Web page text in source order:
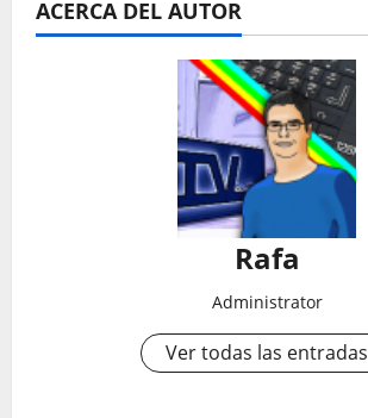
ACERCA DEL AUTOR
Rafa
Administrator
Ver todas las entradas